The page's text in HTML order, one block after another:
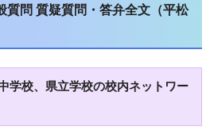
質問 質疑質問・答弁全文（平松
学校、県立学校の校内ネットワー